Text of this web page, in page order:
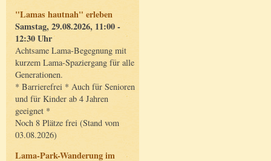
"Lamas hautnah" erleben
Samstag, 29.08.2026, 11:00 -
12:30 Uhr
Achtsame Lama-Begegnung mit
kurzem Lama-Spaziergang für alle
Generationen.
* Barrierefrei * Auch für Senioren
und für Kinder ab 4 Jahren
geeignet *
Noch 8 Plätze frei (Stand vom
03.08.2026)
Lama-Park-Wanderung im